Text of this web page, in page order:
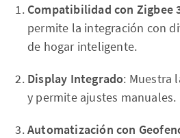
Compatibilidad con Zigbee
permite la integración con
de hogar inteligente.
Display Integrado: Muestra
y permite ajustes manuales.
Automatización con